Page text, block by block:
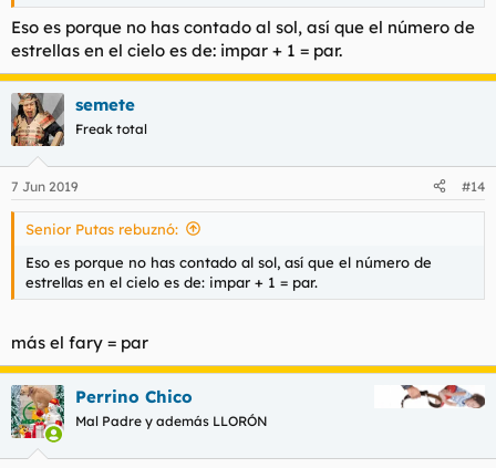
Eso es porque no has contado al sol, así que el número de
estrellas en el cielo es de: impar + 1 = par.
semete
Freak total
7 Jun 2019 #14
Senior Putas rebuznó:
Eso es porque no has contado al sol, así que el número de
estrellas en el cielo es de: impar + 1 = par.
más el fary = par
Perrino Chico
Mal Padre y además LLORÓN